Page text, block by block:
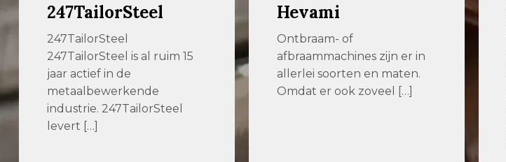
247TailorSteel
247TailorSteel
247TailorSteel is al ruim 15
jaar actief in de
metaalbewerkende
industrie. 247TailorSteel
levert […]
Hevami
Ontbraam- of
afbraammachines zijn er in
allerlei soorten en maten.
Omdat er ook zoveel […]